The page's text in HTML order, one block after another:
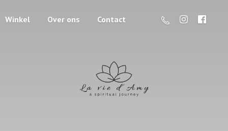
Winkel Over ons Contact